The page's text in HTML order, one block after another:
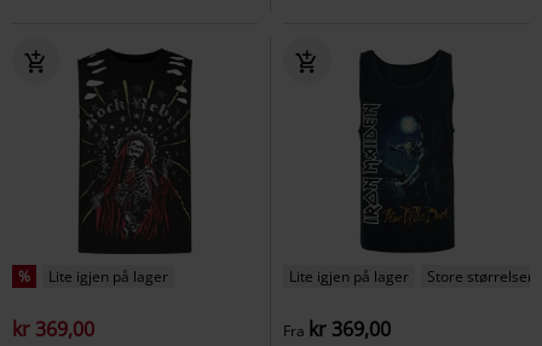
% Lite igjen på lager
kr 369,00
Lite igjen på lager Store størrelser
Fra kr 369,00